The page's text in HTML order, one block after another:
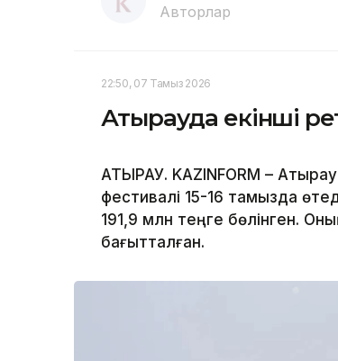
Авторлар
22:50, 07 Тамыз 2026
Атырауда екінші
АТЫРАУ. KAZINFORM –
фестивалі 15-16 тамызда
191,9 млн теңге бөлінген.
бағытталған.